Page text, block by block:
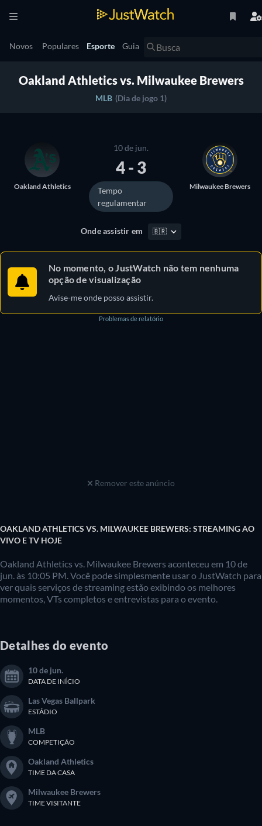
Novos Populares Esporte Guia
Oakland Athletics vs. Milwaukee Brewers
MLB (Dia de jogo 1)
Oakland Athletics
10 de jun.
4 - 3
Tempo
regulamentar
Milwaukee Brewers
Onde assistir em 🇧🇷
No momento, o JustWatch não tem nenhuma
opção de visualização
Avise-me onde posso assistir.
Problemas de relatório
Remover este anúncio
OAKLAND ATHLETICS VS. MILWAUKEE BREWERS: STREAMING AO
VIVO E TV HOJE
Oakland Athletics vs. Milwaukee Brewers aconteceu em 10 de
jun. às 10:05 PM. Você pode simplesmente usar o JustWatch para
ver quais serviços de streaming estão exibindo os melhores
momentos, VTs completos e entrevistas para o evento.
Detalhes do evento
10 de jun.
DATA DE INÍCIO
Las Vegas Ballpark
ESTÁDIO
MLB
COMPETIÇÃO
Oakland Athletics
TIME DA CASA
Milwaukee Brewers
TIME VISITANTE